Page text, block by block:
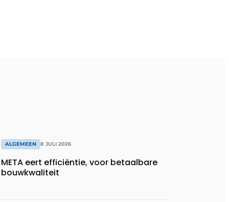
ALGEMEEN 8 JULI 2026
META eert efficiëntie, voor betaalbare
bouwkwaliteit